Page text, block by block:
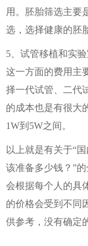
用。胚胎筛选主要
选，选择健康的胚
5、试管移植和实
这一方面的费用主
择一代试管、二代
的成本也是有很大
1W到5W之间。
以上就是有关于“
该准备多少钱？”
会根据每个人的具
的价格会受到不同
供参考，没有确定